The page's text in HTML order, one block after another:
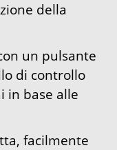
della
un pulsante
di controllo
in base alle
facilmente